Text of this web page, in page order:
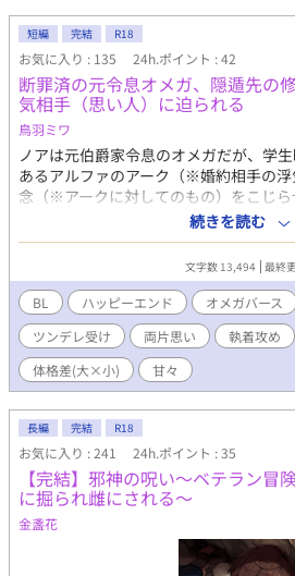
た！ 執着系もふもふユキヒョウ獣人×男
タジー「風」泡吹き潮吹き異種族溺愛
「人外姦」「肉体改造」「肛門拡張」
出産」「♡喘ぎ」「連続絶頂潮吹き」「
流血・内臓解体・皮剥ぎ」「胸糞村社会
装自殺」ほかが含まれます。（でもハ
話・約65,000字の中編規模。全話予約
安心してお楽しみいただけます。4話目
短編 完結 R18
お気に入り : 135 24h.ポイント : 42
断罪済の元令息オメガ、隠遁先の
気相手（思い人）に迫られる
鳥羽ミワ
ノアは元伯爵家令息のオメガだが、学
あるアルファのアーク（※婚約相手の
念（※アークに対してのもの）をこじ
式で断罪され修道院へと送られた。そ
へ励むように。そんな平穏な日常は、
て破られる。ノアの気持ちに気づいて
悔し、謝罪するたびにキスをする。や
ていき、気づけば挿入直前になっていた
が、思い人とのセックスを前に止まれ
ずにとろけて誘惑するノアに、アークの
しに実る両片思い！ 卑劣で卑怯な愛情
は「責任」を取る！ ※男性妊娠・出産を
ます
続きを読む
文字数 13,494 最終
BL ハッピーエンド オメガバース
ツンデレ受け
両片思い 執着攻め
体格差(大×小)
甘々
長編 完結 R18
お気に入り : 241 24h.ポイント : 35
【完結】邪神の呪い〜ベテラン冒
に掘られ雌にされる〜
金盞花